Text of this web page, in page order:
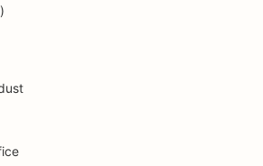
toidukohti
jaoks